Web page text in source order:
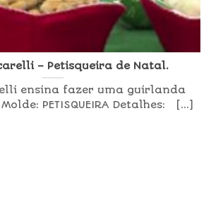
– Petisqueira de Natal.
ensina fazer uma guirlanda
PETISQUEIRA Detalhes: [...]